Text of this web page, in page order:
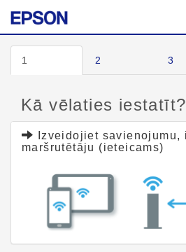
1 2 3
Kā vēlaties iestatīt?
Izveidojiet savienojumu,
maršrutētāju (ieteicams)